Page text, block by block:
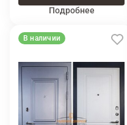
Подробнее
В наличии